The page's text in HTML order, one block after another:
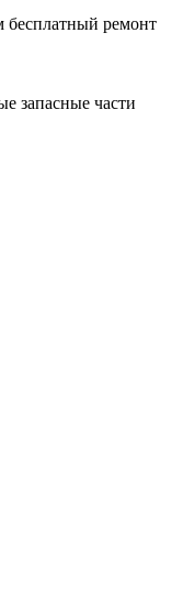
бесплатный ремонт
запасные части